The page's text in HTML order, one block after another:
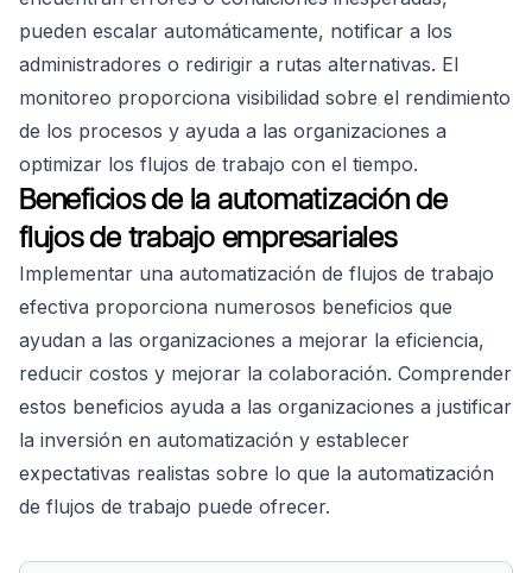
pueden escalar automáticamente, notificar a los
administradores o redirigir a rutas alternativas. El
monitoreo proporciona visibilidad sobre el rendimiento
de los procesos y ayuda a las organizaciones a
optimizar los flujos de trabajo con el tiempo.
Beneficios de la automatización de
flujos de trabajo empresariales
Implementar una automatización de flujos de trabajo
efectiva proporciona numerosos beneficios que
ayudan a las organizaciones a mejorar la eficiencia,
reducir costos y mejorar la colaboración. Comprender
estos beneficios ayuda a las organizaciones a justificar
la inversión en automatización y establecer
expectativas realistas sobre lo que la automatización
de flujos de trabajo puede ofrecer.